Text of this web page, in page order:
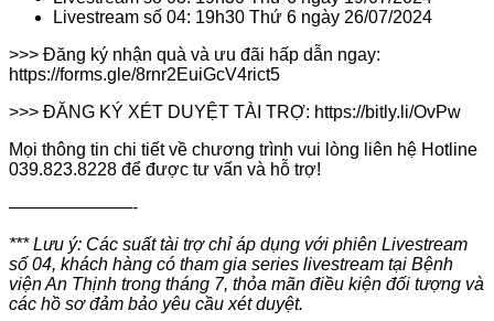
Livestream số 04: 19h30 Thứ 6 ngày 26/07/2024
>>> Đăng ký nhận quà và ưu đãi hấp dẫn ngay:
https://forms.gle/8rnr2EuiGcV4rict5
>>> ĐĂNG KÝ XÉT DUYỆT TÀI TRỢ: https://bitly.li/OvPw
Mọi thông tin chi tiết về chương trình vui lòng liên hệ Hotline
039.823.8228 để được tư vấn và hỗ trợ!
———————-
*** Lưu ý: Các suất tài trợ chỉ áp dụng với phiên Livestream
số 04, khách hàng có tham gia series livestream tại Bệnh
viện An Thịnh trong tháng 7, thỏa mãn điều kiện đối tượng và
các hồ sơ đảm bảo yêu cầu xét duyệt.